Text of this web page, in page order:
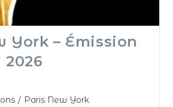
York – Émission
2026
/ Paris New York